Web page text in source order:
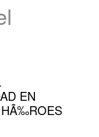
EN
HÃ‰ROES